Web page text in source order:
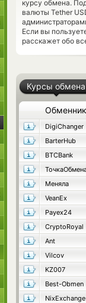
курсу обмена.
валюты Tether
Если вы
расскажет обо
Курсы обмена
Обменник
DigiChanger
BarterHub
BTCBank
Меняла
VeanEx
Payex24
CryptoRoyal
Ant
Vilcov
KZ007
Best-Obmen
NixExchange